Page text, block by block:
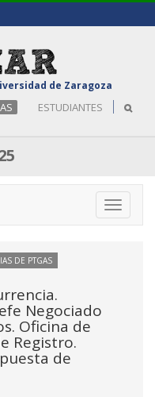
de Zaragoza
ESTUDIANTES
Toggle
DE PTGAS
Negociado
Oficina de
Registro.
de